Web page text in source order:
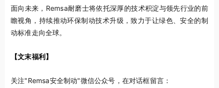
面向未来，Remsa耐磨士将依托深厚的技术积淀与领先行业的前
瞻视角，持续推动环保制动技术升级，致力于让绿色、安全的制
动标准走向全球。
【文末福利】
关注"Remsa安全制动"微信公众号，在对话框留言：